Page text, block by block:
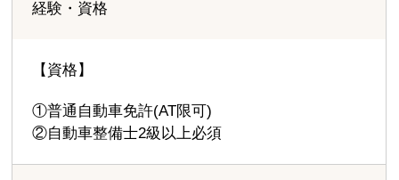
経験・資格
【資格】
①普通自動車免許(AT限可)
②自動車整備士2級以上必須